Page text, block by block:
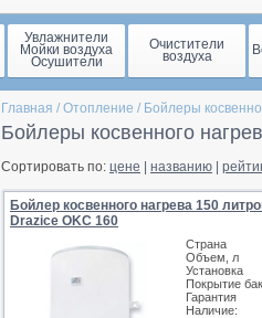
Увлажнители
Мойки воздуха
Осушители
Очистители
воздуха
Главная / Отопление / Бойлеры
Бойлеры косвенного
Сортировать по: цене названию
Бойлер косвенного нагрева 150
Drazice OKC 160
Страна
Объем, л
Установка
Покрытие
Гарантия
Наличие: